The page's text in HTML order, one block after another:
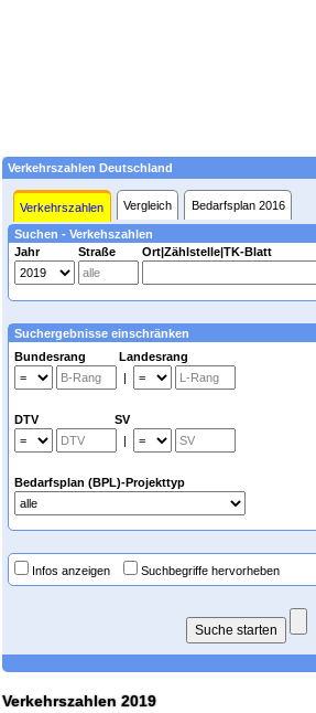
Verkehrszahlen Deutschland
Verkehrszahlen Vergleich Bedarfsplan 2016
Suchen - Verkehszahlen
Jahr
Straße Ort|Zählstelle|TK-Blatt
Suchergebnisse einschränken
Bundesrang Landesrang
|
DTV SV
|
Bedarfsplan (BPL)-Projekttyp
Infos anzeigen Suchbegriffe hervorheben
Verkehrszahlen 2019